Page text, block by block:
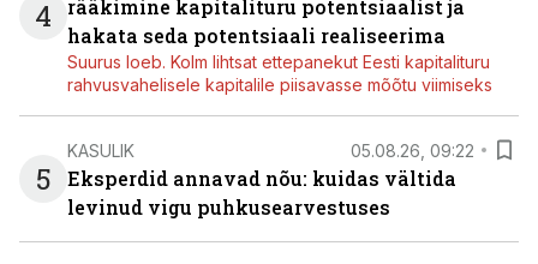
4
rääkimine kapitalituru potentsiaalist ja
hakata seda potentsiaali realiseerima
Suurus loeb. Kolm lihtsat ettepanekut Eesti kapitalituru
rahvusvahelisele kapitalile piisavasse mõõtu viimiseks
5
KASULIK 05.08.26, 09:22
Eksperdid annavad nõu: kuidas vältida
levinud vigu puhkusearvestuses